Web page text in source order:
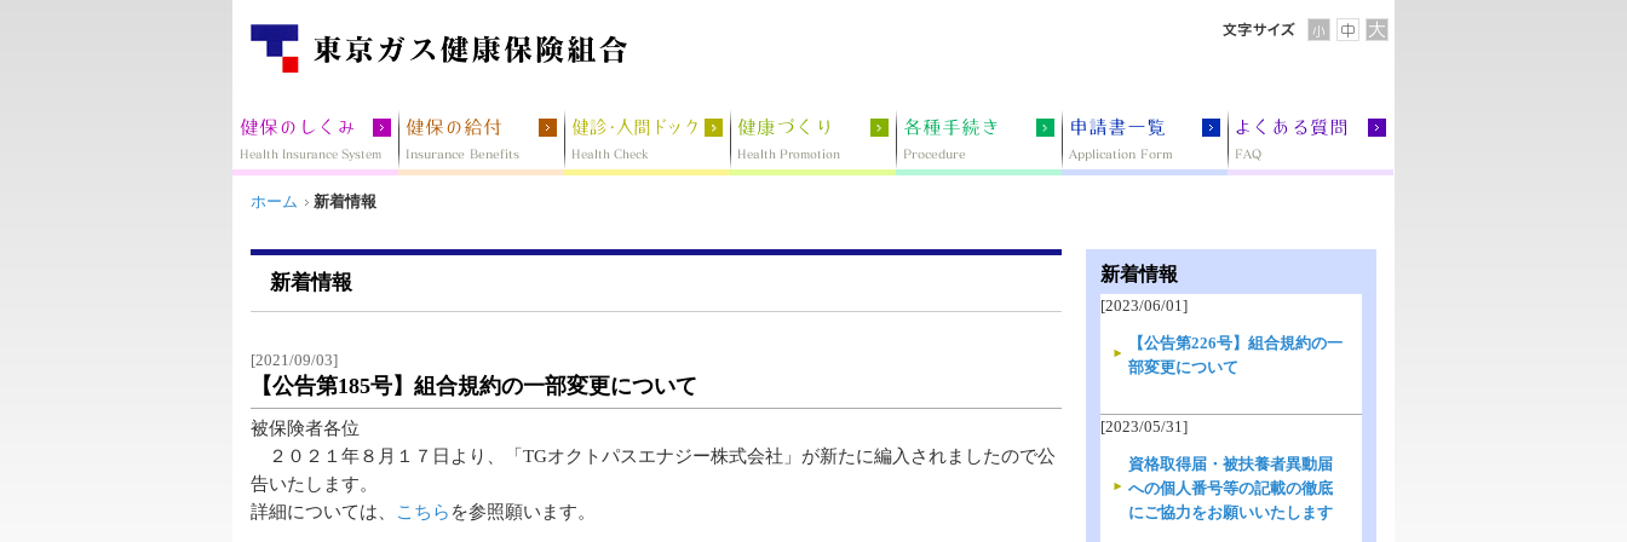
ホーム 新着情報
新着情報
[2021/09/03]
【公告第185号】組合規約の一部変更について
被保険者各位
２０２１年８月１７日より、「TGオクトパスエナジー株式会社」が新たに編入されましたので公
告いたします。
詳細については、
こちら を参照願います。
新着情報
[2023/06/01]
【公告第226号】組合規約の一
部変更について
[2023/05/31]
資格取得届・被扶養者異動届
への個人番号等の記載の徹底
にご協力をお願いいたします